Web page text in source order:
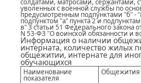
солдатами, матросами, сержантами,
уволенных с военной службы по
предусмотренным подпунктами "б" -
подпунктом "а" пункта 2 и
в" 3 статьи 51 Федерального закона
N 53-ФЗ "О воинской обязанности и
Информация о наличии
интерната, количество жилых
общежитии, интернате для
обучающихся
Наименование
показателя
Общежития